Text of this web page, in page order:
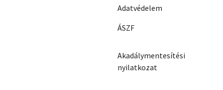
Adatvédelem
ÁSZF
Akadálymentesítési
nyilatkozat